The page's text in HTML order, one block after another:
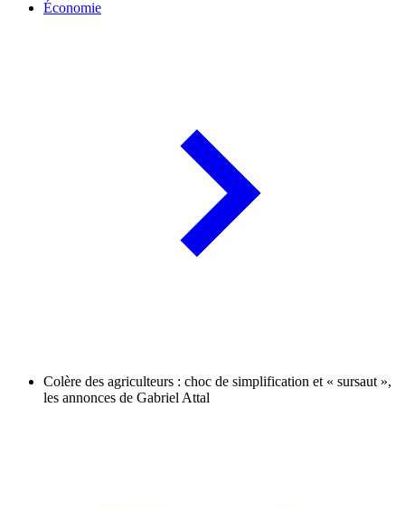
Économie
Colère des agriculteurs : choc de simplification et « sursaut »,
les annonces de Gabriel Attal